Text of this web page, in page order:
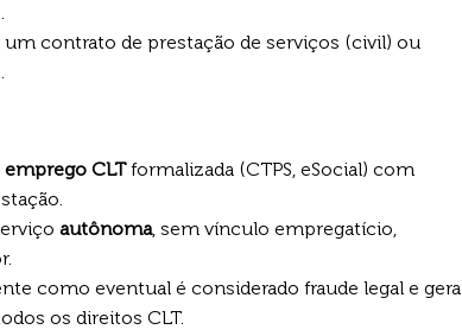
contrato de prestação de serviços (civil) ou
emprego CLTformalizada (CTPS, eSocial) com
autônoma, sem vínculo empregatício,
como eventual é considerado fraude legal e gera
os direitos CLT.